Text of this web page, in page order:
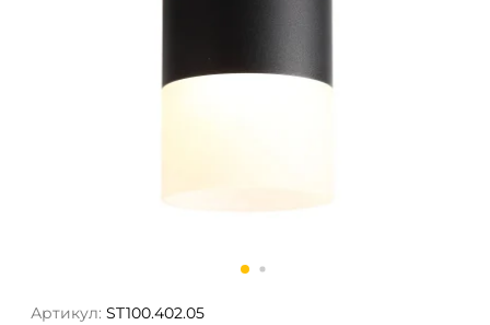
Артикул: ST100.402.05